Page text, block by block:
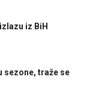
iz BiH
sezone, traže se